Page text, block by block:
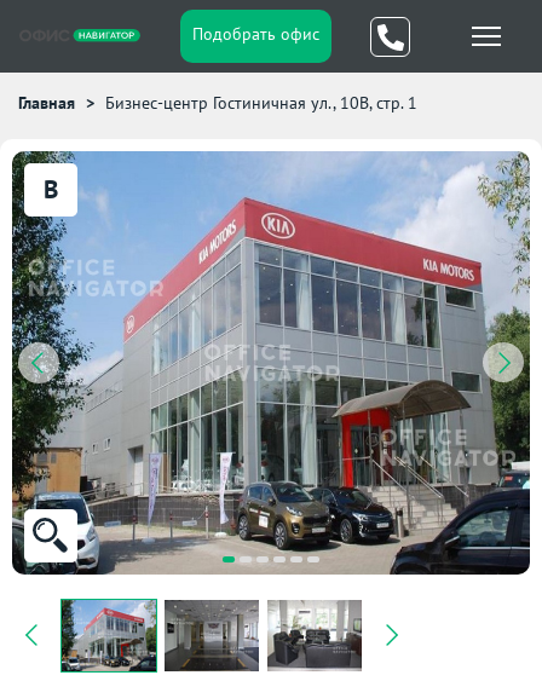
Подобрать офис
Главная Бизнес-центр Гостиничная ул., 10В, стр. 1
B